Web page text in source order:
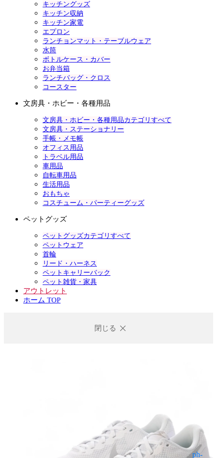
キッチングッズ
キッチン収納
キッチン家電
エプロン
ランチョンマット・テーブルウェア
水筒
ボトルケース・カバー
お弁当箱
ランチバッグ・クロス
コースター
文房具・ホビー・各種用品
文房具・ホビー・各種用品カテゴリすべて
文房具・ステーショナリー
手帳・メモ帳
オフィス用品
トラベル用品
車用品
自転車用品
生活用品
おもちゃ
コスチューム・パーティーグッズ
ペットグッズ
ペットグッズカテゴリすべて
ペットウェア
首輪
リード・ハーネス
ペットキャリーバック
ペット雑貨・家具
アウトレット
ホーム TOP
閉じる